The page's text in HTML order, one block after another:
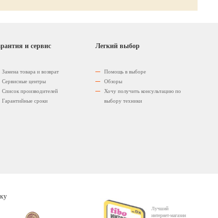
и сервис
Замена товара и возврат
Сервисные центры
Список производителей
Гарантийные сроки
Легкий выбор
Помощь в выборе
Обзоры
Хочу получить консультацию по
выбору техники
Лучший
интернет-магазин